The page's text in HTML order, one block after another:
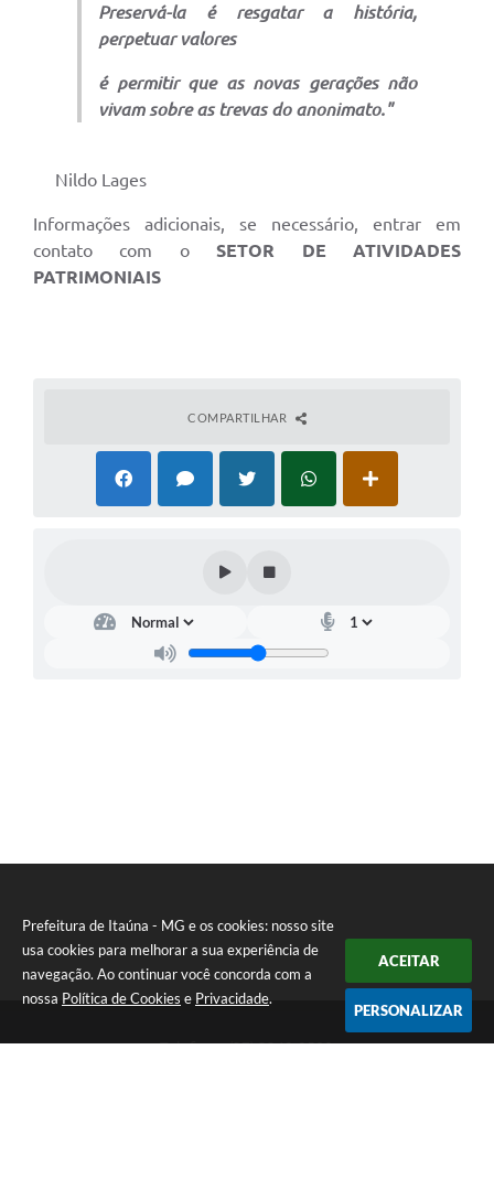
Prefeitura de Itaúna - MG e os cookies: nosso site
usa cookies para melhorar a sua experiência de
navegação. Ao continuar você concorda com a
nossa Política de Cookies e Privacidade.
ACEITAR
PERSONALIZAR
Preservá-la é resgatar a história,
perpetuar valores
é permitir que as novas gerações não
vivam sobre as trevas do anonimato."
Nildo Lages
Informações adicionais, se necessário, entrar em
contato com oSETOR DE ATIVIDADES
PATRIMONIAIS
COMPARTILHAR
Telefone: (37) 3249-9500